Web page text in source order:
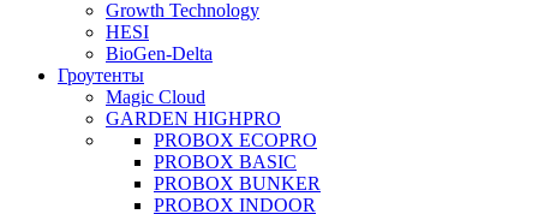
Growth Technology
HESI
BioGen-Delta
Гроутенты
Magic Cloud
GARDEN HIGHPRO
PROBOX ECOPRO
PROBOX BASIC
PROBOX BUNKER
PROBOX INDOOR